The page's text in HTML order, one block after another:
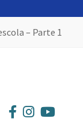
– Parte 1